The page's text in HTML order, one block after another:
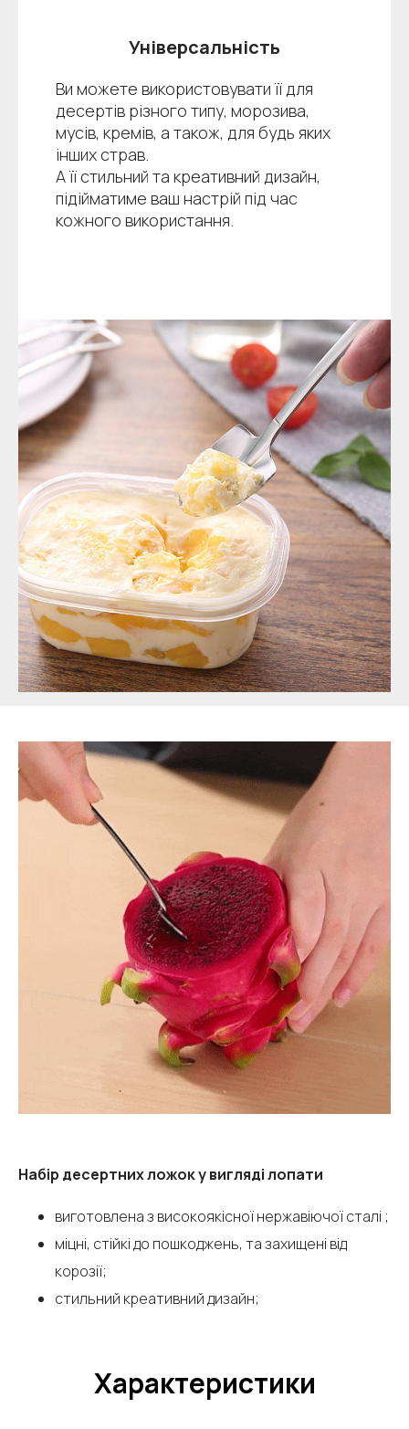
Універсальність
Ви можете використовувати її для
десертів різного типу, морозива,
мусів, кремів, а також, для будь яких
інших страв.
А її стильний та креативний дизайн,
підійматиме ваш настрій під час
кожного використання.
Набір десертних ложок у вигляді лопати
виготовлена з високоякісної нержавіючої сталі ;
міцні, стійкі до пошкоджень, та захищені від
корозії;
стильний креативний дизайн;
Характеристики